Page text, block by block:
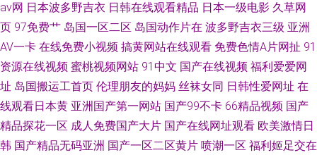
av网 日本波多野吉衣 日韩在线观看精品 日本一级电影 久草网
页 97免费艹 岛国一区二区 岛国动作片在 波多野吉衣三级 亚洲
AV一卡 在线免费小视频 搞黄网站在线观看 免费色情A片网扯 91
资源在线视频 蜜桃视频网站 91中文 国产在线视频 福利爱爱网
址 岛国搬运工首页 伦理朋友的妈妈 丝袜女同 日韩性爱网址 在
线观看日本黄 亚洲国产第一网站 国产99不卡 66精品视频 国产
精品探花一区 成人免费国产大片 国产在线网址观看 欧美激情日
韩 国产精品无码亚洲 国产一区二区黄片 喷潮一区 福利姬足交在